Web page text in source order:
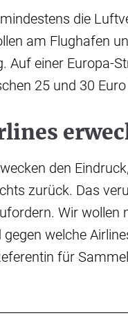
die
am Flughafen
Auf einer Europa-
25 und 30
den
zurück. Das
Wir
welche
für